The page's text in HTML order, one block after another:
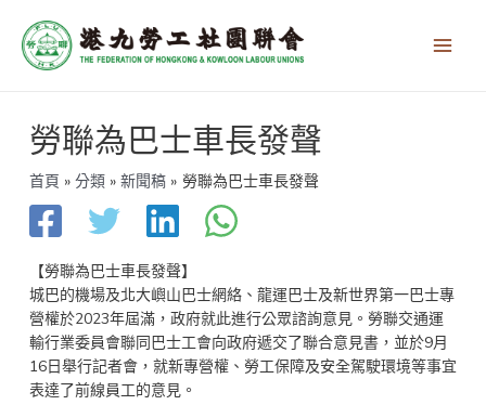
勞聯為巴士車長發聲
首頁 分類 新聞稿 勞聯為巴士車長發聲
【勞聯為巴士車長發聲】
城巴的機場及北大嶼山巴士網絡、龍運巴士及新世界第一巴士專
營權於2023年屆滿，政府就此進行公眾諮詢意見。勞聯交通運
輸行業委員會聯同巴士工會向政府遞交了聯合意見書，並於9月
16日舉行記者會，就新專營權、勞工保障及安全駕駛環境等事宜
表達了前線員工的意見。
章
導
覽